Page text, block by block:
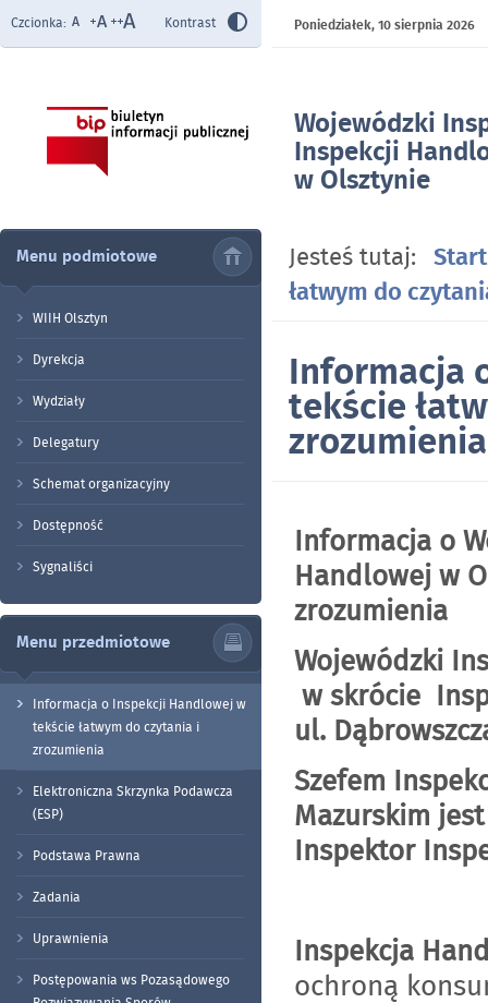
Wojewódzki
Inspekcji
w Olsztynie
tekście
zrozumienia
Czcionka: Kontrast Poniedziałek,10 sierpnia 2026
Menu podmiotowe
WIIH Olsztyn
Dyrekcja
Wydziały
Delegatury
Schemat organizacyjny
Dostępność
Sygnaliści
Menu przedmiotowe
Informacja o Inspekcji Handlowej w
tekście łatwym do czytania i
zrozumienia
Elektroniczna Skrzynka Podawcza
(ESP)
Podstawa Prawna
Zadania
Uprawnienia
Postępowania ws Pozasądowego
Jesteś tutaj: Start
łatwym do
Informacja
tekście
zrozumienia
Informacja o
Handlowej w
zrozumienia
Wojewódzki
w skrócie
ul.
Szefem
Mazurskim
Inspektor
Inspekcja
ochroną